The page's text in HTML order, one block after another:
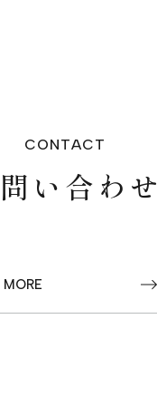
CONTACT
い合わせ